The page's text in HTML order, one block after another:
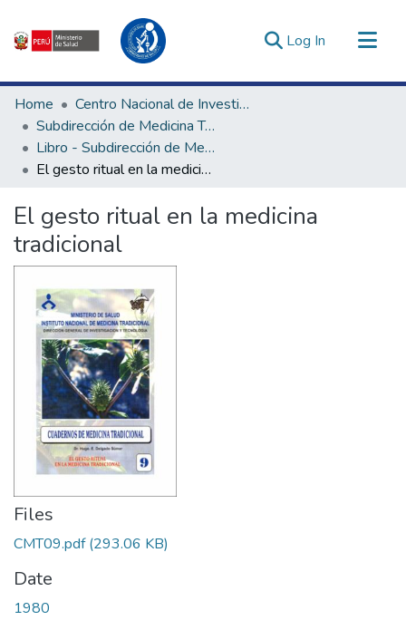
Log In (current)
Communities & Collections
All of DSpace
Statistics
Estadísticas Externas
Enlaces de interés ▾
Home
Centro Nacional de Investigación Social e Interculturalidad en Salud
Subdirección de Medicina Tradicional, Interculturalidad e Investigación Social en Salud
Libro - Subdirección de Medicina Tradicional, Interculturalidad e Investigación Social en Salud
El gesto ritual en la medicina tradicional
El gesto ritual en la medicina
tradicional
Files
CMT09.pdf(293.06 KB)
Date
1980